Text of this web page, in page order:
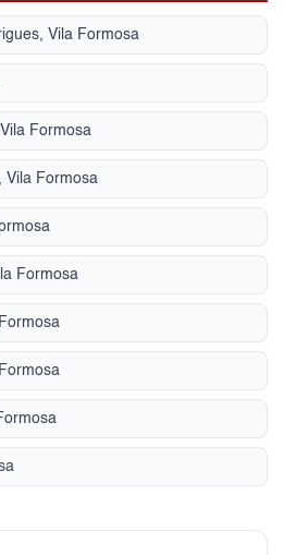
Vila Formosa
Formosa
Vila Formosa
Formosa